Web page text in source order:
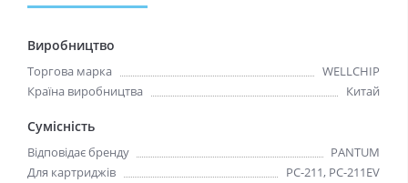
Виробництво
Торгова марка
WELLCHIP
Країна виробництва
Китай
Сумісність
Відповідає бренду
PANTUM
Для картриджів
PC-211, PC-211EV